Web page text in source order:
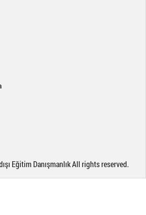
Eğitim Danışmanlık All rights reserved.